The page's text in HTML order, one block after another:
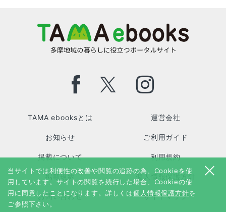
TAMA ebooksとは 運営会社
お知らせ ご利用ガイド
掲載について 利用規約
掲載規約 個人情報保護方針
お問い合わせ サイトマップ
当サイトでは利便性の改善や閲覧の追跡の為、Cookieを使
用しています。サイトの閲覧を続行した場合、Cookieの使
用に同意したことになります。詳しくは個人情報保護方針を
ご参照下さい。